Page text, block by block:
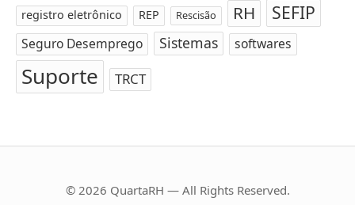
registro eletrônico REP Rescisão RH SEFIP
Seguro Desemprego Sistemas softwares
Suporte TRCT
© 2026 QuartaRH — All Rights Reserved.